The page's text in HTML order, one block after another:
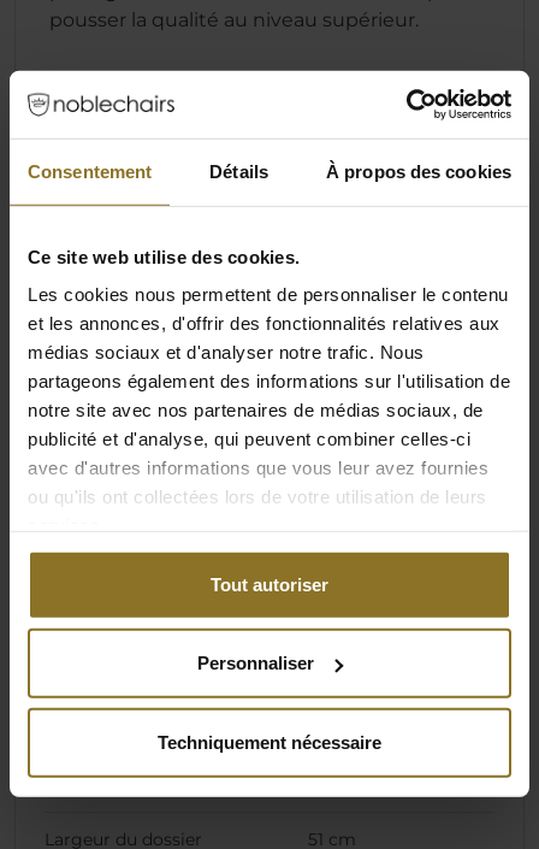
Consentement Détails À propos des cookies
Ce site web utilise des cookies.
Les cookies nous permettent de personnaliser le contenu
et les annonces, d'offrir des fonctionnalités relatives aux
médias sociaux et d'analyser notre trafic. Nous
partageons également des informations sur l'utilisation de
notre site avec nos partenaires de médias sociaux, de
publicité et d'analyse, qui peuvent combiner celles-ci
avec d'autres informations que vous leur avez fournies
ou qu'ils ont collectées lors de votre utilisation de leurs
Tout autoriser
Personnaliser
Techniquement nécessaire
pousser la qualité au niveau supérieur.
Spécification
Couleur secondaire Or
Couleur d'oreiller primaire Or
Couleur Or
Dimensions
Hauteur du dossier 84 cm
(dimension intérieure)
Largeur du dossier
51 cm